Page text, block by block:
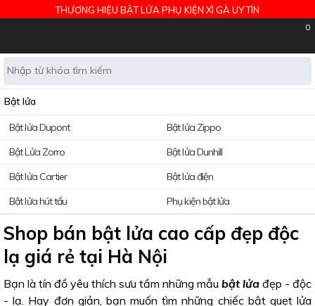
THƯƠNG HIỆU BẬT LỬA PHỤ KIỆN XÌ GÀ UY TÍN
0
Bật lửa
Bật lửa Dupont
Bật lửa Zippo
Bật Lửa Zorro
Bật lửa Dunhill
Bật lửa Cartier
Bật lửa điện
Bật lửa hút tẩu
Phụ kiện bật lửa
Shop bán bật lửa cao cấp đẹp độc
lạ giá rẻ tại Hà Nội
Bạn là tín đồ yêu thích sưu tầm những mẫu bật lửa đẹp - độc
- lạ. Hay đơn giản, bạn muốn tìm những chiếc bật quẹt lửa